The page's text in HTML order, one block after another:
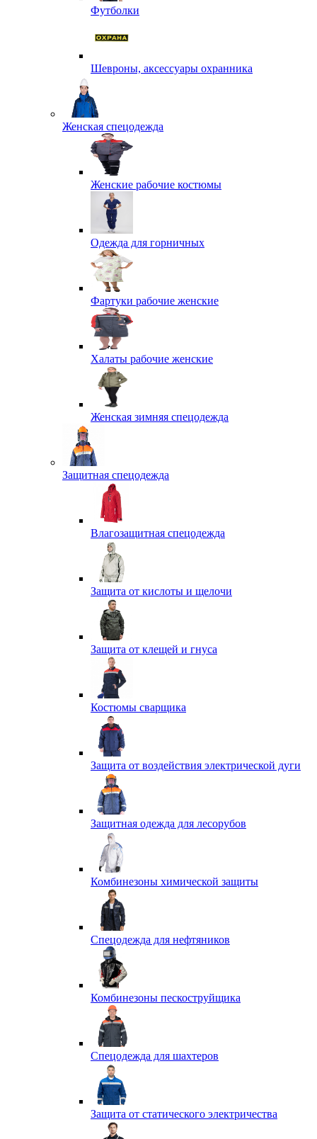
Футболки
Шевроны, аксессуары охранника
Женская спецодежда
Женские рабочие костюмы
Одежда для горничных
Фартуки рабочие женские
Халаты рабочие женские
Женская зимняя спецодежда
Защитная спецодежда
Влагозащитная спецодежда
Защита от кислоты и щелочи
Защита от клещей и гнуса
Костюмы сварщика
Защита от воздействия электрической дуги
Защитная одежда для лесорубов
Комбинезоны химической защиты
Спецодежда для нефтяников
Комбинезоны пескоструйщика
Спецодежда для шахтеров
Защита от статического электричества